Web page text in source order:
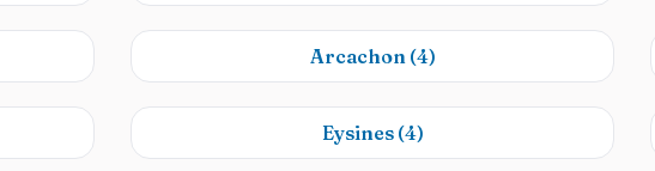
Arcachon (4)
Eysines (4)